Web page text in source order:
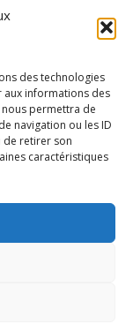
des technologies
aux informations des
permettra de
navigation ou les ID
de retirer son
caractéristiques